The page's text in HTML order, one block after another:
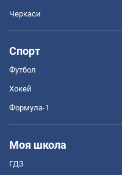
Черкаси
Спорт
Футбол
Хокей
Формула-1
Моя школа
ГДЗ